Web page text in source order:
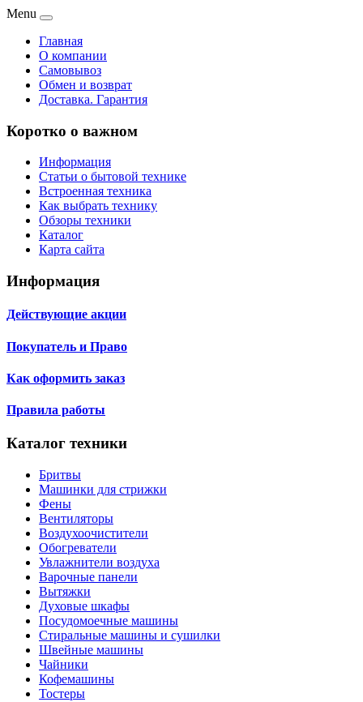
Menu
Главная
О компании
Самовывоз
Обмен и возврат
Доставка. Гарантия
Коротко о важном
Информация
Статьи о бытовой технике
Встроенная техника
Как выбрать технику
Обзоры техники
Каталог
Карта сайта
Информация
Действующие акции
Покупатель и Право
Как оформить заказ
Правила работы
Каталог техники
Бритвы
Машинки для стрижки
Фены
Вентиляторы
Воздухоочистители
Обогреватели
Увлажнители воздуха
Варочные панели
Вытяжки
Духовые шкафы
Посудомоечные машины
Стиральные машины и сушилки
Швейные машины
Чайники
Кофемашины
Тостеры